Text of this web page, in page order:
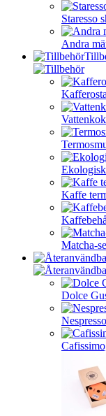
Staresso
Andra
Kaffe
Matcha-
Dolce